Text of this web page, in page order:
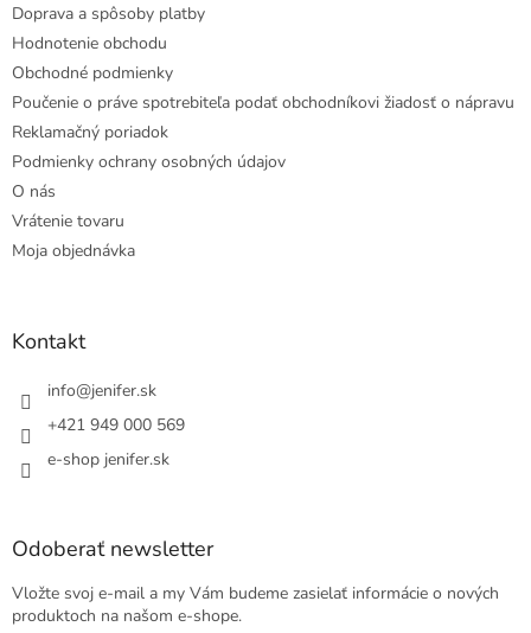
Doprava a spôsoby platby
Hodnotenie obchodu
Obchodné podmienky
Poučenie o práve spotrebiteľa podať obchodníkovi žiadosť o nápravu
Reklamačný poriadok
Podmienky ochrany osobných údajov
O nás
Vrátenie tovaru
Moja objednávka
Kontakt
info@jenifer.sk
+421 949 000 569
e-shop jenifer.sk
Odoberať newsletter
Vložte svoj e-mail a my Vám budeme zasielať informácie o nových
produktoch na našom e-shope.